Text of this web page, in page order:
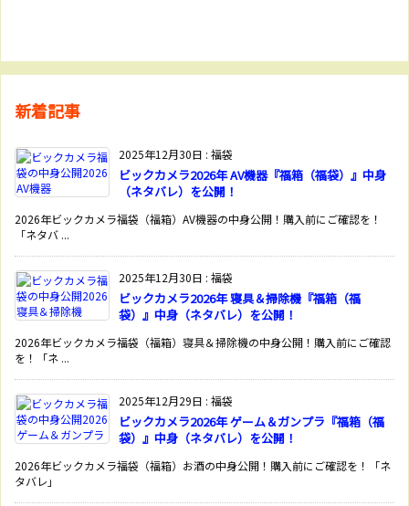
新着記事
2025年12月30日 : 福袋
ビックカメラ2026年 AV機器『福箱（福袋）』中身
（ネタバレ）を公開！
2026年ビックカメラ福袋（福箱）AV機器の中身公開！購入前にご確認を！
「ネタバ ...
2025年12月30日 : 福袋
ビックカメラ2026年 寝具＆掃除機『福箱（福
袋）』中身（ネタバレ）を公開！
2026年ビックカメラ福袋（福箱）寝具＆掃除機の中身公開！購入前にご確認
を！「ネ ...
2025年12月29日 : 福袋
ビックカメラ2026年 ゲーム＆ガンプラ『福箱（福
袋）』中身（ネタバレ）を公開！
2026年ビックカメラ福袋（福箱）お酒の中身公開！購入前にご確認を！「ネ
タバレ」